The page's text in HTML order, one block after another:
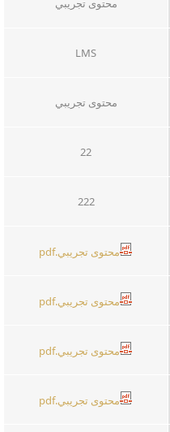
​محتوى تجريبي
LMS
محتوى تجريبي
22
222
محتوى تجريبي.pdf
محتوى تجريبي.pdf
محتوى تجريبي.pdf
محتوى تجريبي.pdf